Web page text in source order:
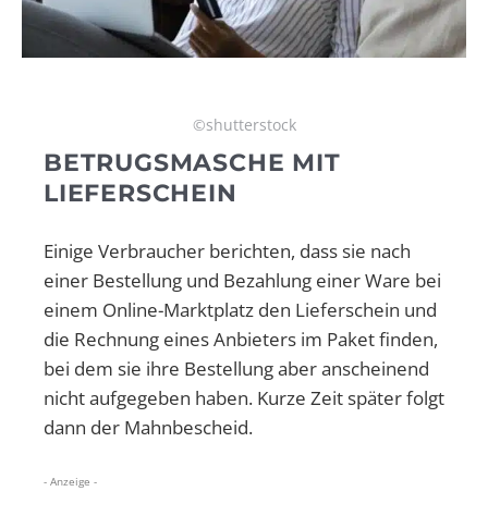
©shutterstock
BETRUGSMASCHE MIT
LIEFERSCHEIN
Einige Verbraucher berichten, dass sie nach
einer Bestellung und Bezahlung einer Ware bei
einem Online-Marktplatz den Lieferschein und
die Rechnung eines Anbieters im Paket finden,
bei dem sie ihre Bestellung aber anscheinend
nicht aufgegeben haben. Kurze Zeit später folgt
dann der Mahnbescheid.
- Anzeige -